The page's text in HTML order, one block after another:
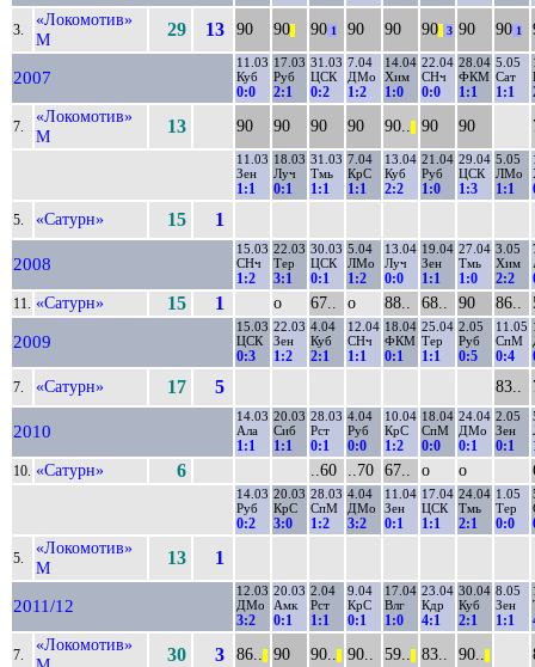
3.
«Локомотив»
М
29 13 90 90 90 1 90 90 90 3 90 90 1
2007
11.03
Куб
0:0
17.03
Руб
2:1
31.03
ЦСК
0:2
7.04
ДМо
1:2
14.04
Хим
1:0
22.04
СНч
0:0
28.04
ФКМ
1:1
5.05
Сат
1:1
7.
«Локомотив»
М
13 90 90 90 90 90.. 90 90
11.03
Зен
1:1
18.03
Луч
0:1
31.03
Тмь
1:1
7.04
КрС
1:1
13.04
Куб
2:2
21.04
Руб
1:0
29.04
ЦСК
1:3
5.05
ЛМо
1:1
5. «Сатурн» 15 1
2008
15.03
СНч
1:2
22.03
Тер
3:1
30.03
ЦСК
0:1
5.04
ЛМо
1:2
13.04
Луч
0:0
19.04
Зен
1:1
27.04
Тмь
1:0
3.05
Хим
2:2
11. «Сатурн» 15 1 о 67.. о 88.. 68.. 90 86..
2009
15.03
ЦСК
0:3
22.03
Зен
1:2
4.04
Куб
2:1
12.04
СНч
1:1
18.04
ФКМ
0:1
25.04
Тер
1:1
2.05
Руб
0:5
11.05
СпМ
0:4
7. «Сатурн» 17 5 83..
2010
14.03
Ала
1:1
20.03
Сиб
1:1
28.03
Рст
0:1
4.04
Руб
0:0
10.04
КрС
1:2
18.04
СпМ
0:0
24.04
ДМо
0:1
2.05
Зен
0:1
10. «Сатурн» 6 ..60 ..70 67.. о о
14.03
Руб
0:2
20.03
КрС
3:0
28.03
СпМ
1:2
4.04
ДМо
3:2
11.04
Зен
0:1
17.04
ЦСК
1:1
24.04
Тмь
2:1
1.05
Тер
0:0
5.
«Локомотив»
М
13 1
2011/12
12.03
ДМо
3:2
20.03
Амк
0:1
2.04
Рст
1:1
9.04
КрС
0:1
17.04
Влг
1:0
23.04
Кдр
4:1
30.04
Куб
2:1
8.05
Зен
1:1
7.
«Локомотив»
30 3 86.. 90 90.. 90.. 59.. 83.. 90..